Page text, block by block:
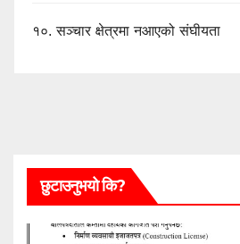
१०.सञ्चार क्षेत्रमा नआएको संघीयता
छुटाउनुभयो कि?